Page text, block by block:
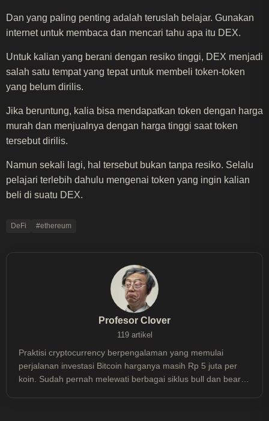
Dan yang paling penting adalah teruslah belajar. Gunakan
internet untuk membaca dan mencari tahu apa itu DEX.
Untuk kalian yang berani dengan resiko tinggi, DEX menjadi
salah satu tempat yang tepat untuk membeli token-token
yang belum dirilis.
Jika beruntung, kalia bisa mendapatkan token dengan harga
murah dan menjualnya dengan harga tinggi saat token
tersebut dirilis.
Namun sekali lagi, hal tersebut bukan tanpa resiko. Selalu
pelajari terlebih dahulu mengenai token yang ingin kalian
beli di suatu DEX.
DeFi #ethereum
Profesor Clover
119 artikel
Praktisi cryptocurrency berpengalaman yang memulai
perjalanan investasi Bitcoin harganya masih Rp 5 juta per
koin. Sudah pernah melewati berbagai siklus bull dan bear